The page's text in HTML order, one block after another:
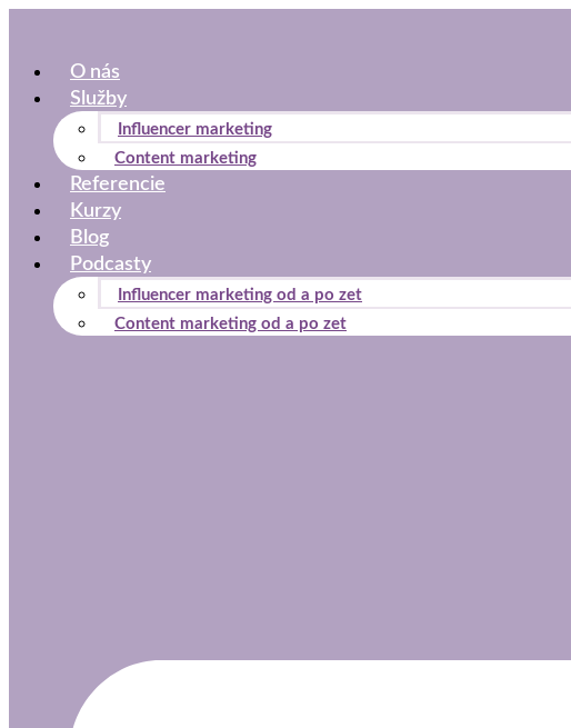
obsah
O nás
Služby
Influencer marketing
Content marketing
Referencie
Kurzy
Blog
Podcasty
Influencer marketing od a po zet
Content marketing od a po zet